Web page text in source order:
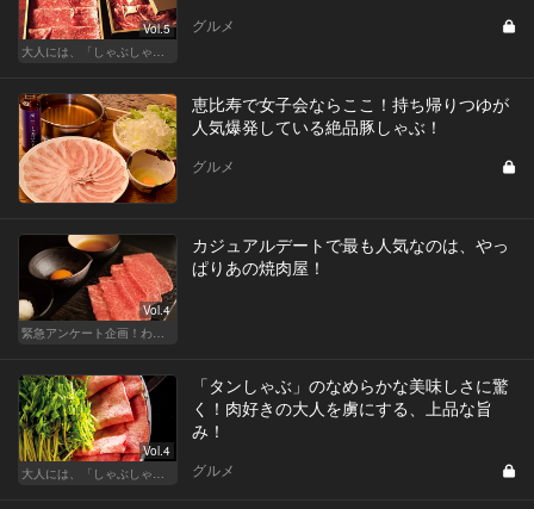
Vol.5
大人には、「しゃぶしゃぶ」が最近ちょうどいい
グルメ
恵比寿で女子会ならここ！持ち帰りつゆが
人気爆発している絶品豚しゃぶ！
グルメ
Vol.4
緊急アンケート企画！わたしと＂あの＂レストラン
カジュアルデートで最も人気なのは、やっ
ぱりあの焼肉屋！
Vol.4
大人には、「しゃぶしゃぶ」が最近ちょうどいい
「タンしゃぶ」のなめらかな美味しさに驚
く！肉好きの大人を虜にする、上品な旨
み！
グルメ